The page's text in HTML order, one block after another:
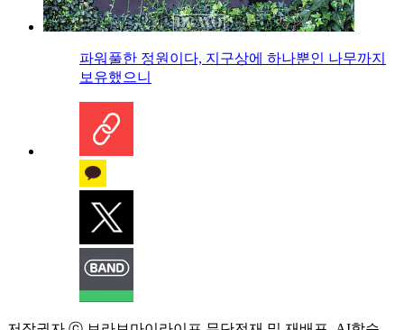
파워풀한 정원이다, 지구상에 하나뿐인 나무까지
보유했으니